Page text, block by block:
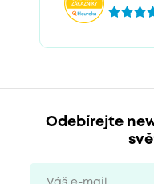
Odebírejte